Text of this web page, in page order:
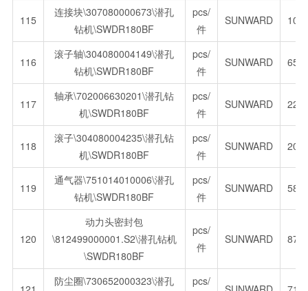
115
连接块\307080000673\潜孔
钻机\SWDR180BF
pcs/
件
SUNWARD
116
滚子轴\304080004149\潜孔
钻机\SWDR180BF
pcs/
件
SUNWARD
117
轴承\702006630201\潜孔钻
机\SWDR180BF
pcs/
件
SUNWARD
118
滚子\304080004235\潜孔钻
机\SWDR180BF
pcs/
件
SUNWARD
119
通气器\751014010006\潜孔
钻机\SWDR180BF
pcs/
件
SUNWARD
120
动力头密封包
\812499000001.S2\潜孔钻机
\SWDR180BF
pcs/
件
SUNWARD
防尘圈\730652000323\潜孔
pcs/